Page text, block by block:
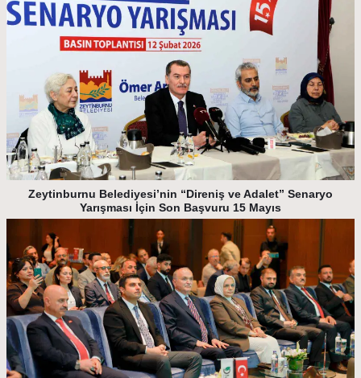
Zeytinburnu Belediyesi’nin “Direniş ve Adalet” Senaryo
Yarışması İçin Son Başvuru 15 Mayıs